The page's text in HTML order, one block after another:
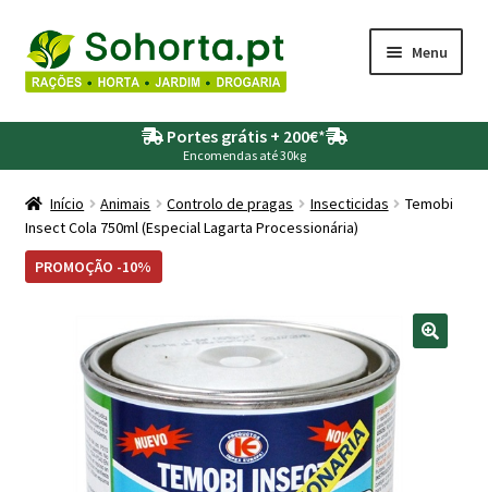
Ir
para
a
navegação
Saltar
para
o
conteúdo
Menu
Agricultura
Drogaria
Jardim
Piscinas
Rega
Portes grátis + 200€*
Encomendas até 30kg
Início Animais Controlo de pragas Insecticidas
Temobi
Insect Cola 750ml (Especial Lagarta Processionária)
PROMOÇÃO -10%